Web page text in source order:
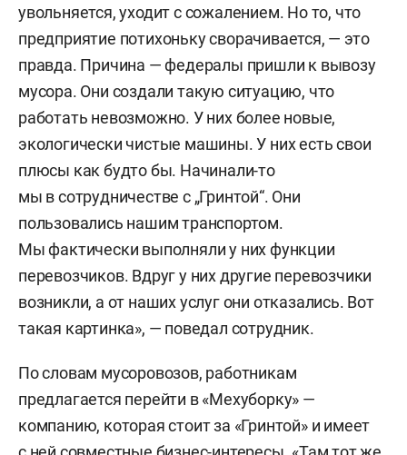
увольняется, уходит с сожалением. Но то, что
предприятие потихоньку сворачивается, — это
правда. Причина — федералы пришли к вывозу
мусора. Они создали такую ситуацию, что
работать невозможно. У них более новые,
экологически чистые машины. У них есть свои
плюсы как будто бы. Начинали-то
мы в сотрудничестве с „Гринтой“. Они
пользовались нашим транспортом.
Мы фактически выполняли у них функции
перевозчиков. Вдруг у них другие перевозчики
возникли, а от наших услуг они отказались. Вот
такая картинка», — поведал сотрудник.
По словам мусоровозов, работникам
предлагается перейти в «Мехуборку» —
компанию, которая стоит за «Гринтой» и имеет